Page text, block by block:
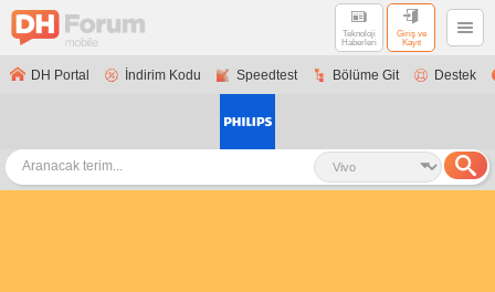
Teknoloji
Haberleri
Giriş ve
Kayıt
DH Portal İndirim Kodu Speedtest Bölüme Git Destek